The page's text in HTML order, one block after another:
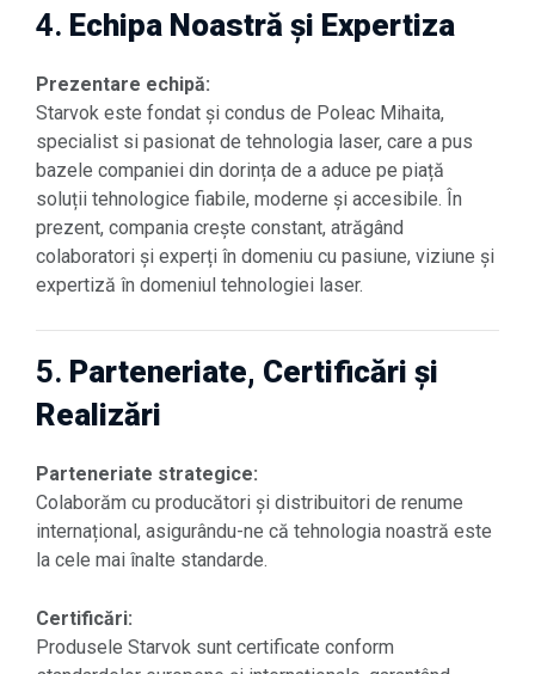
4. Echipa Noastră și Expertiza
Prezentare echipă:
Starvok este fondat și condus de Poleac Mihaita,
specialist si pasionat de tehnologia laser, care a pus
bazele companiei din dorința de a aduce pe piață
soluții tehnologice fiabile, moderne și accesibile. În
prezent, compania crește constant, atrăgând
colaboratori și experți în domeniu cu pasiune, viziune și
expertiză în domeniul tehnologiei laser.
5. Parteneriate, Certificări și
Realizări
Parteneriate strategice:
Colaborăm cu producători și distribuitori de renume
internațional, asigurându-ne că tehnologia noastră este
la cele mai înalte standarde.
Certificări:
Produsele Starvok sunt certificate conform